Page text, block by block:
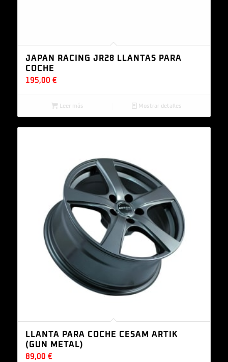
JAPAN RACING JR28 LLANTAS PARA
COCHE
195,00 €
Leer más Mostrar detalles
LLANTA PARA COCHE CESAM ARTIK
(GUN METAL)
89,00 €